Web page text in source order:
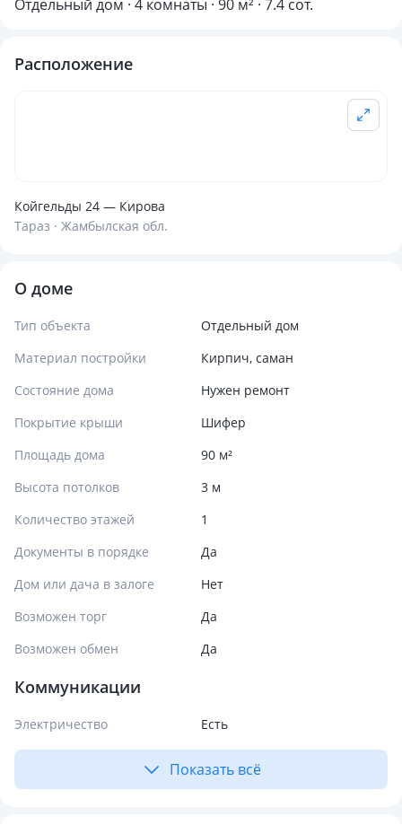
Отдельный дом · 4 комнаты · 90 м² · 7.4 сот.
Расположение
Койгельды 24 — Кирова
Тараз · Жамбылская обл.
О доме
Тип объекта
Отдельный дом
Материал постройки
Кирпич, саман
Состояние дома
Нужен ремонт
Покрытие крыши
Шифер
Площадь дома
90 м²
Высота потолков
3 м
Количество этажей
1
Документы в порядке
Да
Дом или дача в залоге
Нет
Возможен торг
Да
Возможен обмен
Да
Коммуникации
Электричество Есть
Показать всё